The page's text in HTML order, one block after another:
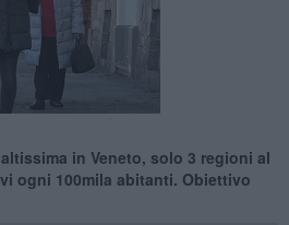
in Veneto, solo 3 regioni al
ogni 100mila abitanti. Obiettivo